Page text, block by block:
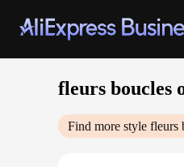
fleurs boucles
Find more style fleurs